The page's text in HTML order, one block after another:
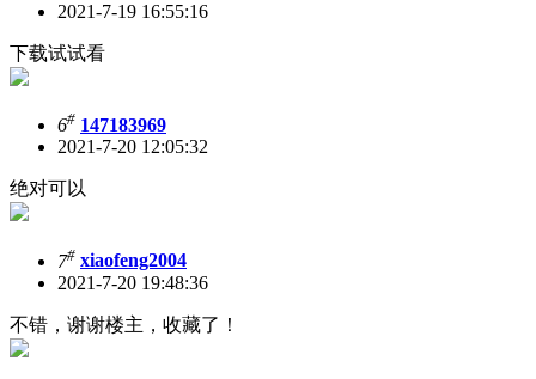
2021-7-19 16:55:16
下载试试看
6# 147183969
2021-7-20 12:05:32
绝对可以
7# xiaofeng2004
2021-7-20 19:48:36
不错，谢谢楼主，收藏了！